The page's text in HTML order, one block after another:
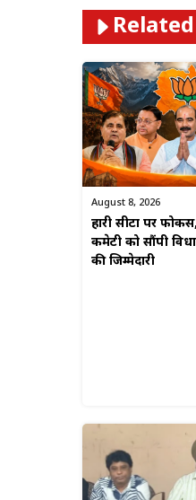
August 8, 2026
हारी सीटों पर
कमेटी को सौंपी
की जिम्मेदारी